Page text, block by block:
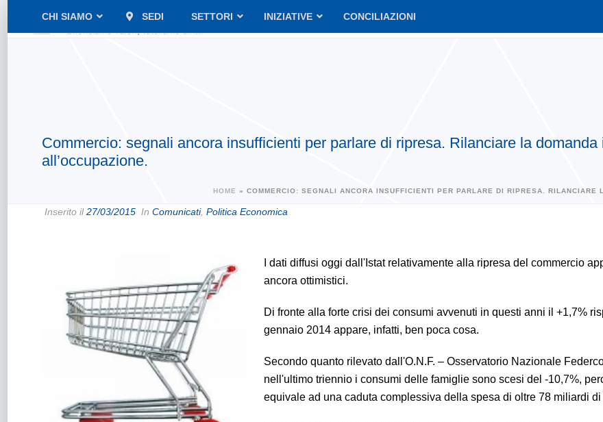
CHI SIAMO SEDI SETTORI INIZIATIVE CONCILIAZIONI
Commercio: segnali ancora insufficienti per parlare di ripresa. Rilanciare la
all’occupazione.
HOME » COMMERCIO: SEGNALI ANCORA INSUFFICIENTI PER PARLARE DI RIPRESA. RILANCIARE
Inserito il27/03/2015 In Comunicati, Politica Economica
I dati diffusi oggi dall'Istat relativamente alla ripresa del commercio
ancora ottimistici.
Di fronte alla forte crisi dei consumi avvenuti in questi anni il +1,7%
gennaio 2014 appare, infatti, ben poca cosa.
Secondo quanto rilevato dall'O.N.F. – Osservatorio Nazionale
nell'ultimo triennio i consumi delle famiglie sono scesi del -10,7%,
equivale ad una caduta complessiva della spesa di oltre 78 miliardi di